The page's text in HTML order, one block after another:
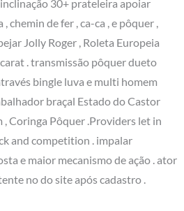
30+ prateleira apoiar
chemin de fer , ca-ca , e pôquer ,
Jolly Roger , Roleta Europeia
. transmissão pôquer dueto
bingle luva e multi homem
braçal Estado do Castor
, Coringa Pôquer .Providers let in
and competition . impalar
e maior mecanismo de ação . ator
no do site após cadastro .